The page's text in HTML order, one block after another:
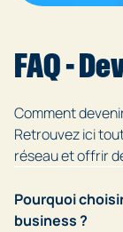
FAQ -
Comment
Retrouvez ici
réseau et offrir
Pourquoi
business ?